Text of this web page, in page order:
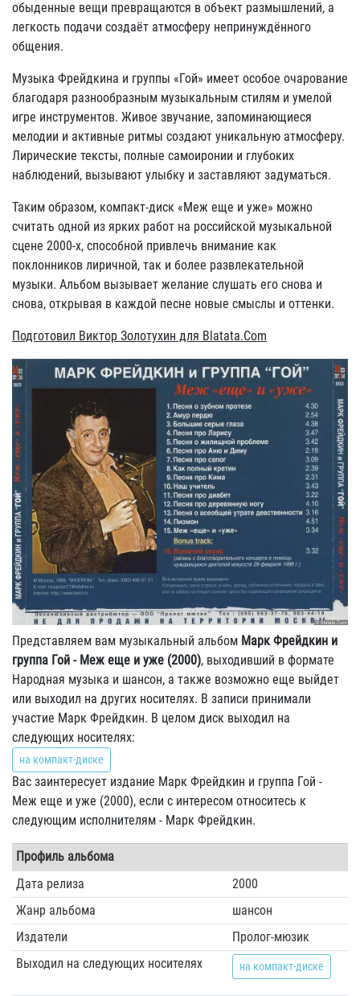
обыденные вещи превращаются в объект размышлений, а
легкость подачи создаёт атмосферу непринуждённого
общения.
Музыка Фрейдкина и группы «Гой» имеет особое очарование
благодаря разнообразным музыкальным стилям и умелой
игре инструментов. Живое звучание, запоминающиеся
мелодии и активные ритмы создают уникальную атмосферу.
Лирические тексты, полные самоиронии и глубоких
наблюдений, вызывают улыбку и заставляют задуматься.
Таким образом, компакт-диск «Меж еще и уже» можно
считать одной из ярких работ на российской музыкальной
сцене 2000-х, способной привлечь внимание как
поклонников лиричной, так и более развлекательной
музыки. Альбом вызывает желание слушать его снова и
снова, открывая в каждой песне новые смыслы и оттенки.
Подготовил Виктор Золотухин для Blatata.Com
Представляем вам музыкальный альбом Марк Фрейдкин и
группа Гой - Меж еще и уже (2000), выходивший в формате
Народная музыка и шансон, а также возможно еще выйдет
или выходил на других носителях. В записи принимали
участие Марк Фрейдкин. В целом диск выходил на
следующих носителях:
на компакт-диске
Вас заинтересует издание Марк Фрейдкин и группа Гой -
Меж еще и уже (2000), если с интересом относитесь к
следующим исполнителям - Марк Фрейдкин.
Профиль альбома
Дата релиза
2000
Жанр альбома
шансон
Издатели
Пролог-мюзик
Выходил на следующих носителях
на компакт-диске